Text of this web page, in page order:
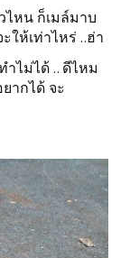
ไหน ก็เมล์มาบ
ให้เท่าไหร่ ..ฮ่า
ไม่ได้ .. ดีไหม
ากได้ จะ